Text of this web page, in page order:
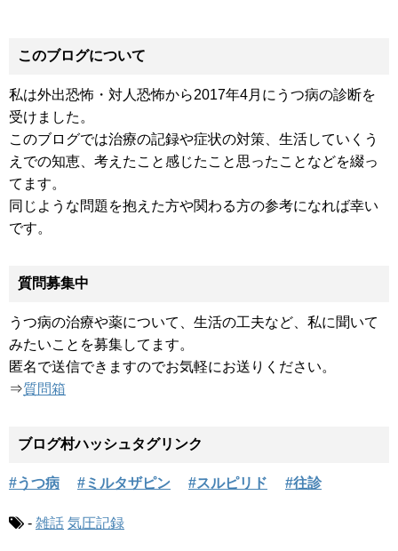
このブログについて
私は外出恐怖・対人恐怖から2017年4月にうつ病の診断を
受けました。
このブログでは治療の記録や症状の対策、生活していくう
えでの知恵、考えたこと感じたこと思ったことなどを綴っ
てます。
同じような問題を抱えた方や関わる方の参考になれば幸い
です。
質問募集中
うつ病の治療や薬について、生活の工夫など、私に聞いて
みたいことを募集してます。
匿名で送信できますのでお気軽にお送りください。
⇒質問箱
ブログ村ハッシュタグリンク
#うつ病 #ミルタザピン #スルピリド #往診
- 雑話 気圧記録